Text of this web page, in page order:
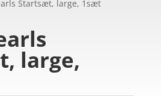
Startsæt, large, 1sæt
large,